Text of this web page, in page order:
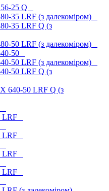
25 Q
35 LRF (з далекоміром)
35 LRF Q (з
50 LRF (з далекоміром)
50
50 LRF (з далекоміром)
50 LRF Q (з
640-50 LRF Q (з
LRF
LRF
LRF
LRF